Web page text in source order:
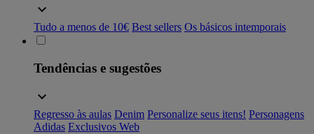
Tudo a menos de 10€ Best sellers Os básicos intemporais
Tendências e sugestões
Regresso às aulas Denim Personalize seus itens! Personagens
Adidas Exclusivos Web